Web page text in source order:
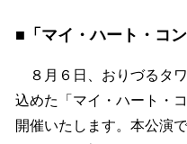
■「マイ・ハート・コン
８月６日、おりづるタ
込めた「マイ・ハート・
開催いたします。本公演